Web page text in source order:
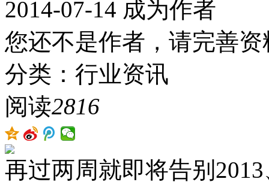
2014-07-14 成为作者
您还不是作者，请完善资
分类：行业资讯
阅读2816
再过两周就即将告别